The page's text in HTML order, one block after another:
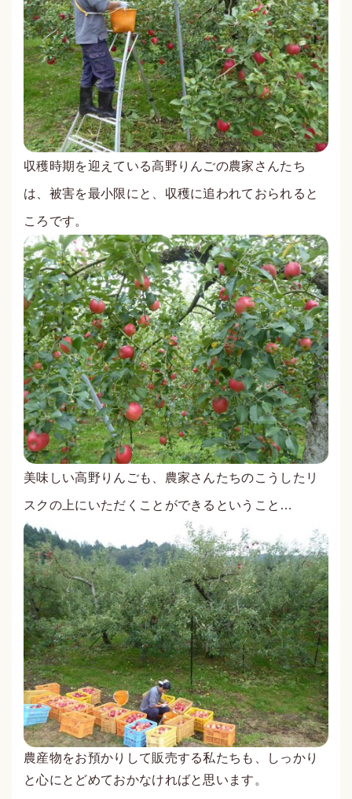
収穫時期を迎えている高野りんごの農家さんたち
は、被害を最小限にと、収穫に追われておられると
ころです。
美味しい高野りんごも、農家さんたちのこうしたリ
スクの上にいただくことができるということ…
農産物をお預かりして販売する私たちも、しっかり
と心にとどめておかなければと思います。